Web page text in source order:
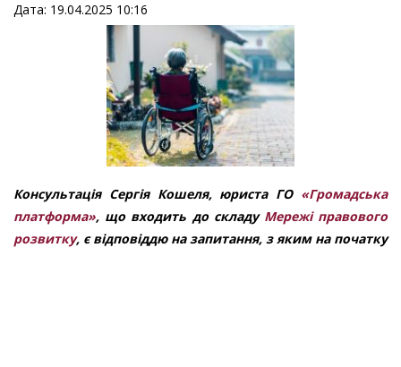
Дата: 19.04.2025 10:16
Консультація Сергія Кошеля, юриста ГО «Громадська
платформа», що входить до складу Мережі правового
розвитку, є відповіддю на запитання, з яким на початку